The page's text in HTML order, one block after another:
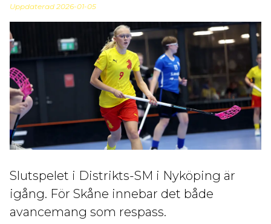
Uppdaterad 2026-01-05
Slutspelet i Distrikts-SM i Nyköping är
igång. För Skåne innebar det både
avancemang som respass.